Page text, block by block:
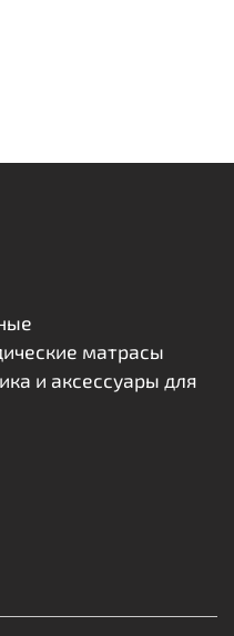
стекло обеспечивает
матрасы
и аксессуары для